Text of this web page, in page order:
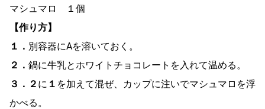
マシュマロ １個
【作り方】
１． 別容器にAを溶いておく。
２． 鍋に牛乳とホワイトチョコレートを入れて温める。
３． ２ に １ を加えて混ぜ、カップに注いでマシュマロを浮
かべる。